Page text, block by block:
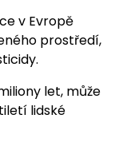
v Evropě
prostředí,
let, může
lidské